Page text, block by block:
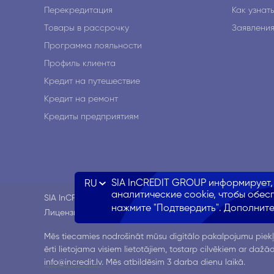
Перекредитация
Товары в рассрочку
Программа лояльности
Профиль клиента
Кредит на путешествие
Кредит на ремонт
Кредиты предприятиям
Как
Заявления
SIA InCREDIT GROUP является дочерней компанией АО
Лицензия ЛР ЦЗПП на осуществление кредитных
Mēs tiecamies nodrošināt mūsu digitālo pakalpojumu
ērti lietojama visiem lietotājiem, tostarp cilvēkiem ar
info@incredit.lv. Mēs atbildēsim 3 darba dienu laikā.
RU
SIA InCREDIT GROUP
аналитические cookie, чтобы
нажмите "Подтвердить".